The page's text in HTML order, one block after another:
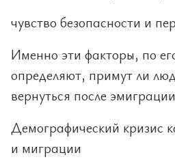
чувство безопасности и
Именно эти факторы, по
определяют, примут ли
вернуться после
Демографический кризис
и миграции